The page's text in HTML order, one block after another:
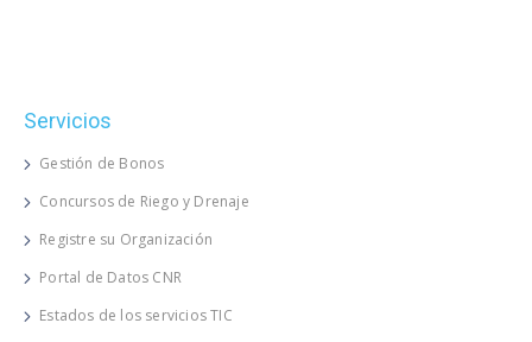
Servicios
Gestión de Bonos
Concursos de Riego y Drenaje
Registre su Organización
Portal de Datos CNR
Estados de los servicios TIC